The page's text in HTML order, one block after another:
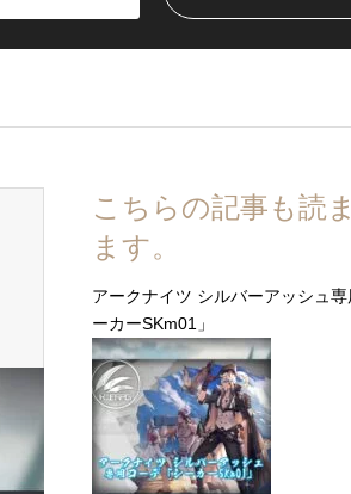
こちらの記事も読
ます。
アークナイツ シルバーアッシュ
ーカーSKm01」